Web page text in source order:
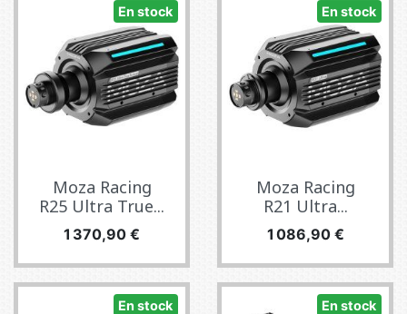
En stock
Moza Racing
R25 Ultra True...
Prix
1 370,90 €
En stock
Moza Racing
R21 Ultra...
Prix
1 086,90 €
En stock En stock